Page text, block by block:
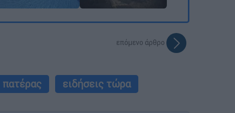
επόμενο άρθρο
πατέρας ειδήσεις τώρα